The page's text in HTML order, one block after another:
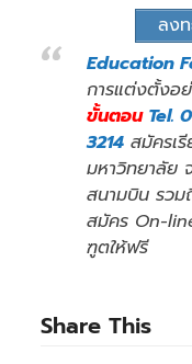
ลง
Education
การแต่งตั้งอ
ขั้นตอน Tel.
3214 สมัครเ
มหาวิทยาลัย
สนามบิน รวม
สมัคร On-
ฑูตให้ฟรี
Share This